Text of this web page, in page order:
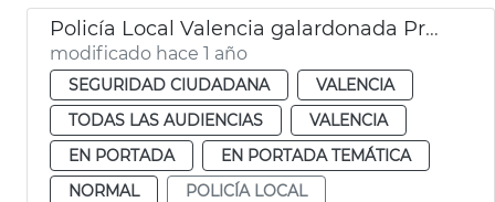
Policía Local Valencia galardonada Premios USEC
modificado hace 1 año
SEGURIDAD CIUDADANA
VALENCIA
TODAS LAS AUDIENCIAS
VALENCIA
EN PORTADA
EN PORTADA TEMÁTICA
NORMAL
POLICÍA LOCAL